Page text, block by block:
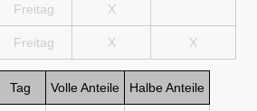
Tag Volle Anteile Halbe Anteile
Freitag X
Freitag X X